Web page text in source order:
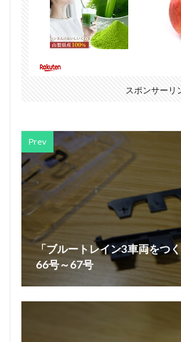
スポンサーリ
Prev
「ブルートレイン3車両を
66号～67号